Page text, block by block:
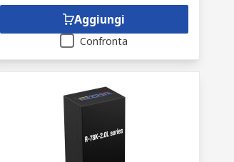
Aggiungi
Confronta